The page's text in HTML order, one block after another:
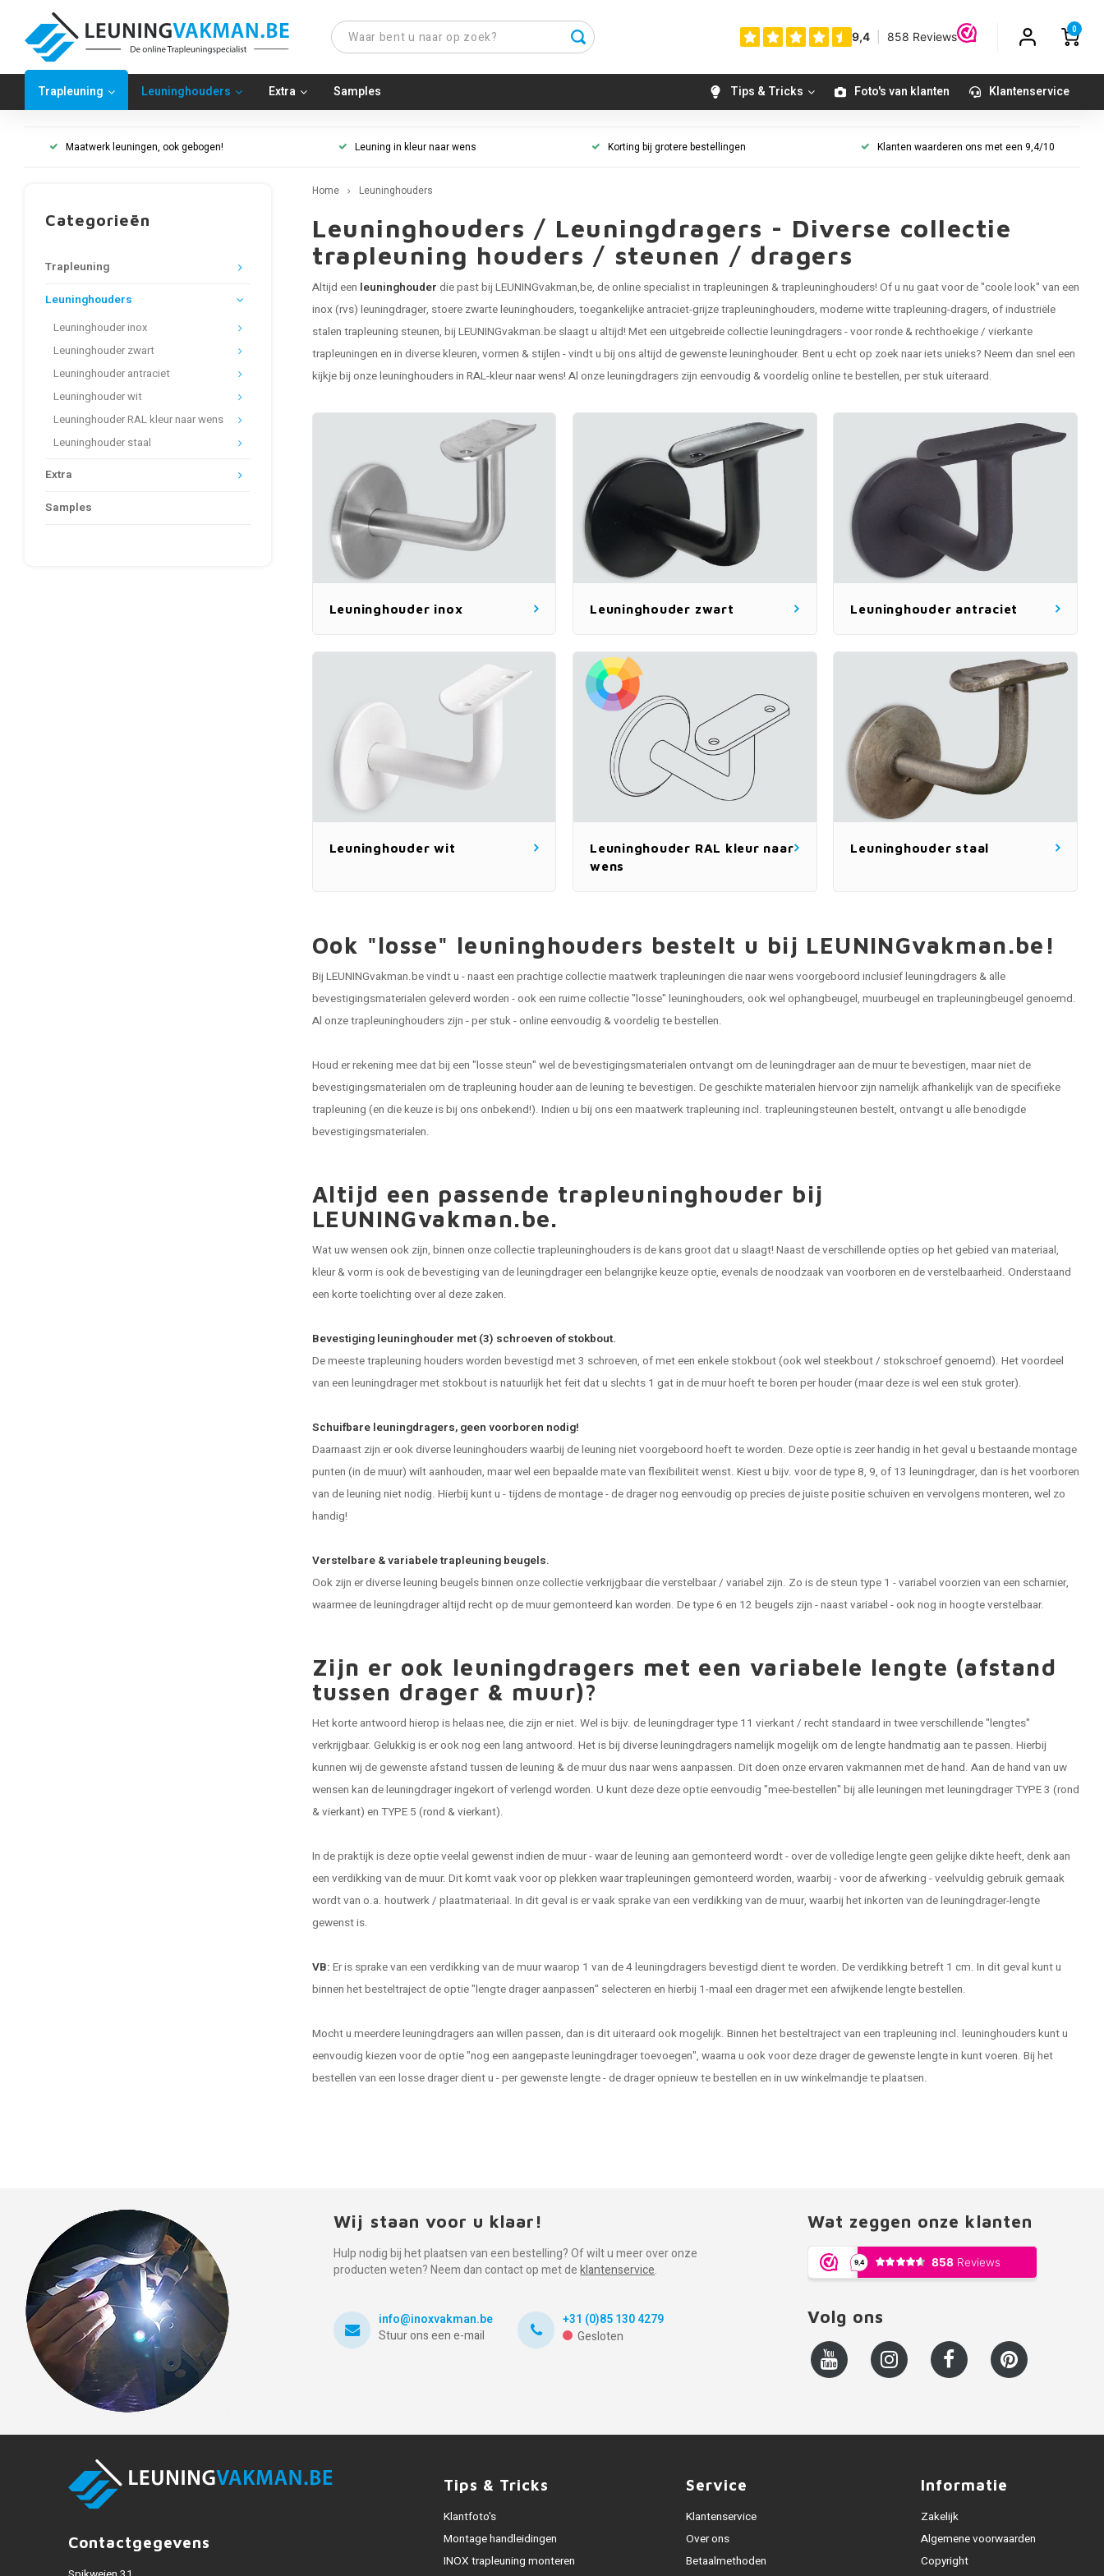
0
Trapleuning Leuninghouders Extra Samples Tips & Tricks Foto's van klanten Klantenservice
Maatwerk leuningen, ook gebogen! Leuning in kleur naar wens Korting bij grotere bestellingen Klanten waarderen ons met een 9,4/10
Categorieën
Trapleuning
Leuninghouders
Leuninghouder inox
Leuninghouder zwart
Leuninghouder antraciet
Leuninghouder wit
Leuninghouder RAL kleur naar wens
Leuninghouder staal
Extra
Samples
Home Leuninghouders
Leuninghouders / Leuningdragers - Diverse collectie
trapleuning houders / steunen / dragers
Altijd een leuninghouder die past bij LEUNINGvakman,be, de online specialist in trapleuningen & trapleuninghouders! Of u nu gaat voor de "coole look" van een
inox (rvs) leuningdrager, stoere zwarte leuninghouders, toegankelijke antraciet-grijze trapleuninghouders, modernewitte trapleuning-dragers, of industriële
stalen trapleuning steunen, bij LEUNINGvakman.be slaagt u altijd! Met een uitgebreide collectie leuningdragers - voor ronde & rechthoekige / vierkante
trapleuningen en in diverse kleuren, vormen & stijlen - vindt u bij ons altijd de gewenste leuninghouder. Bent u echt op zoek naar iets unieks? Neem dan snel een
kijkje bij onzeleuninghouders in RAL-kleur naar wens! Al onze leuningdragers zijn eenvoudig & voordelig online te bestellen, per stuk uiteraard.
Leuninghouder inox Leuninghouder zwart Leuninghouder antraciet
Leuninghouder wit
Leuninghouder RAL kleur naar
wens
Leuninghouder staal
Ook "losse" leuninghouders bestelt u bij LEUNINGvakman.be!
Bij LEUNINGvakman.be vindt u - naast een prachtige collectie maatwerk trapleuningen die naar wens voorgeboord inclusief leuningdragers & alle
bevestigingsmaterialen geleverd worden - ook een ruime collectie "losse" leuninghouders, ook wel ophangbeugel, muurbeugel en trapleuningbeugel genoemd.
Al onze trapleuninghouders zijn - per stuk - online eenvoudig & voordelig te bestellen.
Houd er rekening mee dat bij een "losse steun" wel de bevestigingsmaterialen ontvangt om de leuningdrager aan de muur te bevestigen, maar niet de
bevestigingsmaterialen om de trapleuning houder aan de leuning te bevestigen. De geschikte materialen hiervoor zijn namelijk afhankelijk van de specifieke
trapleuning (en die keuze is bij ons onbekend!). Indien u bij ons een maatwerk trapleuning incl. trapleuningsteunen bestelt, ontvangt u alle benodigde
bevestigingsmaterialen.
Altijd een passende trapleuninghouder bij
LEUNINGvakman.be.
Wat uw wensen ook zijn, binnen onze collectie trapleuninghouders is de kans groot dat u slaagt! Naast de verschillende opties op het gebied van materiaal,
kleur & vorm is ook de bevestiging van de leuningdrager een belangrijke keuze optie, evenals de noodzaak van voorboren en de verstelbaarheid. Onderstaand
een korte toelichting over al deze zaken.
Bevestiging leuninghouder met (3) schroeven of stokbout.
De meeste trapleuning houders worden bevestigd met 3 schroeven, of met een enkele stokbout (ook wel steekbout / stokschroef genoemd). Het voordeel
van een leuningdrager met stokbout is natuurlijk het feit dat u slechts 1 gat in de muur hoeft te boren per houder (maar deze is wel een stuk groter).
Schuifbare leuningdragers, geen voorboren nodig!
Daarnaast zijn er ook diverse leuninghouders waarbij de leuning niet voorgeboord hoeft te worden. Deze optie is zeer handig in het geval u bestaande montage
punten (in de muur) wilt aanhouden, maar wel een bepaalde mate van flexibiliteit wenst. Kiest u bijv. voor de type 8, 9, of 13 leuningdrager, dan is het voorboren
van de leuning niet nodig. Hierbij kunt u - tijdens de montage - de drager nog eenvoudig op precies de juiste positie schuiven en vervolgens monteren, wel zo
handig!
Verstelbare & variabele trapleuning beugels.
Ook zijn er diverse leuning beugels binnen onze collectie verkrijgbaar die verstelbaar / variabel zijn. Zo is de steun type 1 - variabel voorzien van een scharnier,
waarmee de leuningdrager altijd recht op de muur gemonteerd kan worden. De type 6 en 12 beugels zijn - naast variabel - ook nog in hoogte verstelbaar.
Zijn er ook leuningdragers met een variabele lengte (afstand
tussen drager & muur)?
Het korte antwoord hierop is helaas nee, die zijn er niet. Wel is bijv. de leuningdrager type 11 vierkant / recht standaard in twee verschillende "lengtes"
verkrijgbaar. Gelukkig is er ook nog een lang antwoord. Het is bij diverse leuningdragers namelijk mogelijk om de lengte handmatig aan te passen. Hierbij
kunnen wij de gewenste afstand tussen de leuning & de muur dus naar wens aanpassen. Dit doen onze ervaren vakmannen met de hand. Aan de hand van uw
wensen kan de leuningdrager ingekort of verlengd worden. U kunt deze deze optie eenvoudig "mee-bestellen" bij alle leuningen met leuningdrager TYPE 3 (rond
& vierkant) en TYPE 5 (rond & vierkant).
In de praktijk is deze optie veelal gewenst indien de muur - waar de leuning aan gemonteerd wordt - over de volledige lengte geen gelijke dikte heeft, denk aan
een verdikking van de muur. Dit komt vaak voor op plekken waar trapleuningen gemonteerd worden, waarbij - voor de afwerking - veelvuldig gebruik gemaak
wordt van o.a. houtwerk / plaatmateriaal. In dit geval is er vaak sprake van een verdikking van de muur, waarbij het inkorten van de leuningdrager-lengte
gewenst is.
VB: Er is sprake van een verdikking van de muur waarop 1 van de 4 leuningdragers bevestigd dient te worden. De verdikking betreft 1 cm. In dit geval kunt u
binnen het besteltraject de optie "lengte drager aanpassen" selecteren en hierbij 1-maal een drager met een afwijkende lengte bestellen.
Mocht u meerdere leuningdragers aan willen passen, dan is dit uiteraard ook mogelijk. Binnen het besteltraject van een trapleuning incl. leuninghouders kunt u
eenvoudig kiezen voor de optie "nog een aangepaste leuningdrager toevoegen", waarna u ook voor deze drager de gewenste lengte in kunt voeren. Bij het
bestellen van een losse drager dient u - per gewenste lengte - de drager opnieuw te bestellen en in uw winkelmandje te plaatsen.
Wij staan voor u klaar!
Hulp nodig bij het plaatsen van een bestelling? Of wilt u meer over onze
producten weten? Neem dan contact op met deklantenservice.
info@inoxvakman.be
Stuur ons een e-mail
+31 (0)85 130 4279
Gesloten
Wat zeggen onze klanten
Volg ons
Contactgegevens
Tips & Tricks
Klantfoto's
Montage handleidingen
INOX trapleuning monteren
Service
Klantenservice
Over ons
Betaalmethoden
Informatie
Zakelijk
Algemene voorwaarden
Copyright